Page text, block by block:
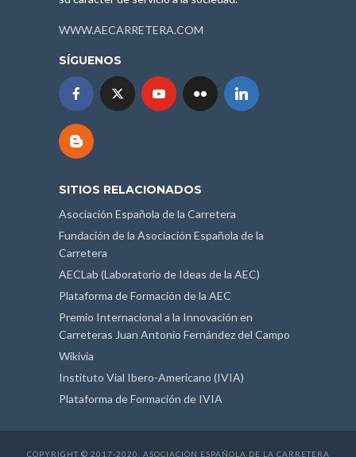
WWW.AECARRETERA.COM
SÍGUENOS
SITIOS RELACIONADOS
Asociación Española de la Carretera
Fundación de la Asociación Española de la
Carretera
AECLab (Laboratorio de Ideas de la AEC)
Plataforma de Formación de la AEC
Premio Internacional a la Innovación en
Carreteras Juan Antonio Fernández del Campo
Wikivia
Instituto Vial Ibero-Americano (IVIA)
Plataforma de Formación de IVIA
COPYRIGHT © 2017-2020. ASOCIACIÓN ESPAÑOLA DE LA CARRETERA